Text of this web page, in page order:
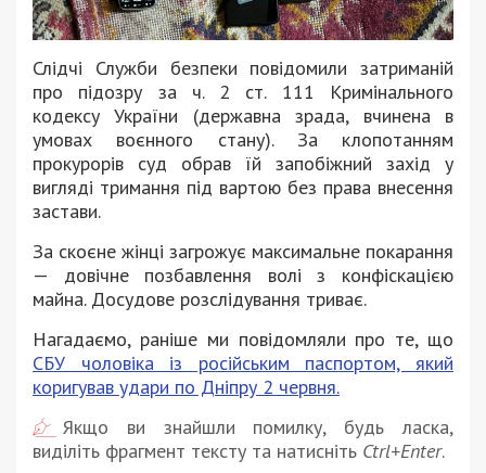
Слідчі Служби безпеки повідомили затриманій
про підозру за ч. 2 ст. 111 Кримінального
кодексу України (державна зрада, вчинена в
умовах воєнного стану). За клопотанням
прокурорів суд обрав їй запобіжний захід у
вигляді тримання під вартою без права внесення
застави.
За скоєне жінці загрожує максимальне покарання
— довічне позбавлення волі з конфіскацією
майна. Досудове розслідування триває.
Нагадаємо, раніше ми повідомляли про те, що
СБУ чоловіка із російським паспортом, який
коригував удари по Дніпру 2 червня.
Якщо ви знайшли помилку, будь ласка,
виділіть фрагмент тексту та натисніть Ctrl+Enter.